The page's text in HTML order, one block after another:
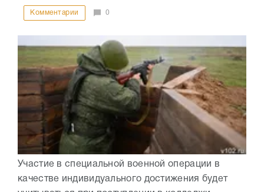
Комментарии 0
Участие в специальной военной операции в
качестве индивидуального достижения будет